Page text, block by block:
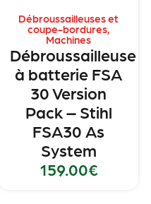
Débroussailleuses et
coupe-bordures,
Machines
Débroussailleuse
à batterie FSA
30 Version
Pack – Stihl
FSA30 As
System
159.00€